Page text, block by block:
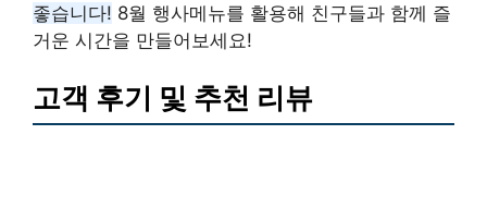
좋습니다! 8월 행사메뉴를 활용해 친구들과 함께 즐
거운 시간을 만들어보세요!
고객 후기 및 추천 리뷰